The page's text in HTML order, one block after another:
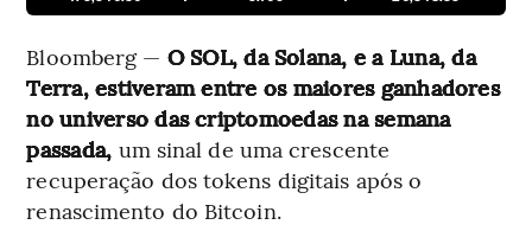
Bloomberg — O SOL, da Solana, e a Luna, da
Terra, estiveram entre os maiores ganhadores
no universo das criptomoedas na semana
passada, um sinal de uma crescente
recuperação dos tokens digitais após o
renascimento do Bitcoin.